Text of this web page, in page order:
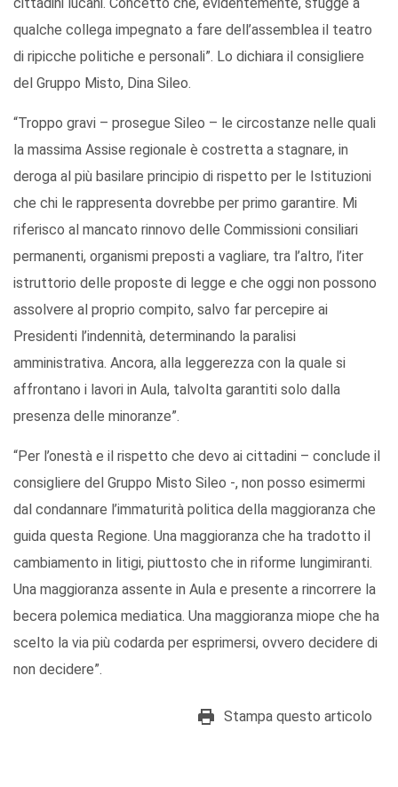
cittadini lucani. Concetto che, evidentemente, sfugge a
qualche collega impegnato a fare dell’assemblea il teatro
di ripicche politiche e personali”. Lo dichiara il consigliere
del Gruppo Misto, Dina Sileo.
“Troppo gravi – prosegue Sileo – le circostanze nelle quali
la massima Assise regionale è costretta a stagnare, in
deroga al più basilare principio di rispetto per le Istituzioni
che chi le rappresenta dovrebbe per primo garantire. Mi
riferisco al mancato rinnovo delle Commissioni consiliari
permanenti, organismi preposti a vagliare, tra l’altro, l’iter
istruttorio delle proposte di legge e che oggi non possono
assolvere al proprio compito, salvo far percepire ai
Presidenti l’indennità, determinando la paralisi
amministrativa. Ancora, alla leggerezza con la quale si
affrontano i lavori in Aula, talvolta garantiti solo dalla
presenza delle minoranze”.
“Per l’onestà e il rispetto che devo ai cittadini – conclude il
consigliere del Gruppo Misto Sileo -, non posso esimermi
dal condannare l’immaturità politica della maggioranza che
guida questa Regione. Una maggioranza che ha tradotto il
cambiamento in litigi, piuttosto che in riforme lungimiranti.
Una maggioranza assente in Aula e presente a rincorrere la
becera polemica mediatica. Una maggioranza miope che ha
scelto la via più codarda per esprimersi, ovvero decidere di
non decidere”.
Stampa questo articolo